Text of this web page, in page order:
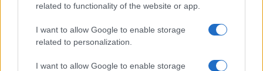
related to functionality of the website or app.
I want to allow Google to enable storage
related to personalization.
I want to allow Google to enable storage
Guía práctica para implementar principios
éticos en inteligencia artificial